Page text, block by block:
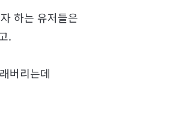
하는 유저들은
.
버리는데